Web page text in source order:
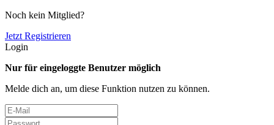
Noch kein Mitglied?
Jetzt Registrieren
Login
Nur für eingeloggte Benutzer möglich
Melde dich an, um diese Funktion nutzen zu können.